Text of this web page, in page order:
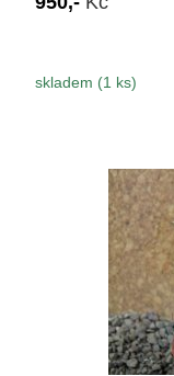
skladem (1 ks)